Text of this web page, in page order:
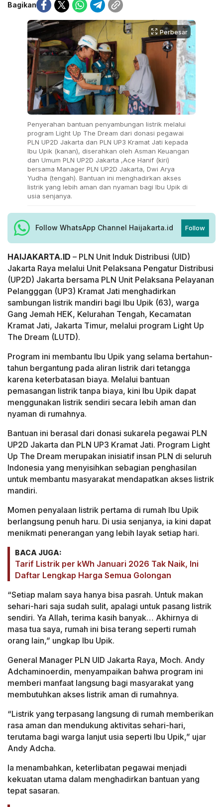
Bagikan
Perbesar
Penyerahan bantuan penyambungan listrik melalui
program Light Up The Dream dari donasi pegawai
PLN UP2D Jakarta dan PLN UP3 Kramat Jati kepada
Ibu Upik (kanan), diserahkan oleh Asman Keuangan
dan Umum PLN UP2D Jakarta ,Ace Hanif (kiri)
bersama Manager PLN UP2D Jakarta, Dwi Arya
Yudha (tengah). Bantuan ini menghadirkan akses
listrik yang lebih aman dan nyaman bagi Ibu Upik di
usia senjanya.
Follow WhatsApp Channel Haijakarta.id Follow
HAIJAKARTA.ID – PLN Unit Induk Distribusi (UID)
Jakarta Raya melalui Unit Pelaksana Pengatur Distribusi
(UP2D) Jakarta bersama PLN Unit Pelaksana Pelayanan
Pelangggan (UP3) Kramat Jati menghadirkan
sambungan listrik mandiri bagi Ibu Upik (63), warga
Gang Jemah HEK, Kelurahan Tengah, Kecamatan
Kramat Jati, Jakarta Timur, melalui program Light Up
The Dream (LUTD).
Program ini membantu Ibu Upik yang selama bertahun-
tahun bergantung pada aliran listrik dari tetangga
karena keterbatasan biaya. Melalui bantuan
pemasangan listrik tanpa biaya, kini Ibu Upik dapat
menggunakan listrik sendiri secara lebih aman dan
nyaman di rumahnya.
Bantuan ini berasal dari donasi sukarela pegawai PLN
UP2D Jakarta dan PLN UP3 Kramat Jati. Program Light
Up The Dream merupakan inisiatif insan PLN di seluruh
Indonesia yang menyisihkan sebagian penghasilan
untuk membantu masyarakat mendapatkan akses listrik
mandiri.
Momen penyalaan listrik pertama di rumah Ibu Upik
berlangsung penuh haru. Di usia senjanya, ia kini dapat
menikmati penerangan yang lebih layak setiap hari.
BACA JUGA:
Tarif Listrik per kWh Januari 2026 Tak Naik, Ini
Daftar Lengkap Harga Semua Golongan
“Setiap malam saya hanya bisa pasrah. Untuk makan
sehari-hari saja sudah sulit, apalagi untuk pasang listrik
sendiri. Ya Allah, terima kasih banyak… Akhirnya di
masa tua saya, rumah ini bisa terang seperti rumah
orang lain,” ungkap Ibu Upik.
General Manager PLN UID Jakarta Raya, Moch. Andy
Adchaminoerdin, menyampaikan bahwa program ini
memberi manfaat langsung bagi masyarakat yang
membutuhkan akses listrik aman di rumahnya.
“Listrik yang terpasang langsung di rumah memberikan
rasa aman dan mendukung aktivitas sehari-hari,
terutama bagi warga lanjut usia seperti Ibu Upik,” ujar
Andy Adcha.
Ia menambahkan, keterlibatan pegawai menjadi
kekuatan utama dalam menghadirkan bantuan yang
tepat sasaran.